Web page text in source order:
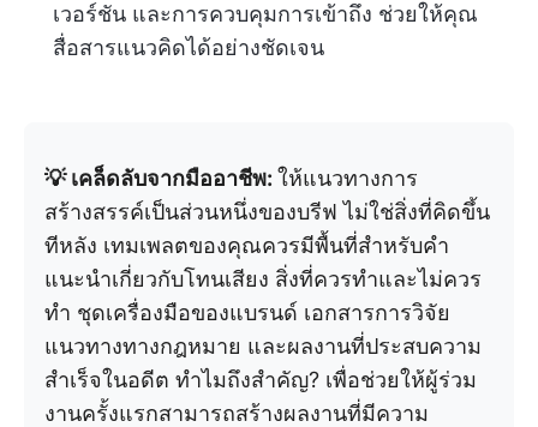
เวอร์ชัน และการควบคุมการเข้าถึง ช่วยให้คุณ
สื่อสารแนวคิดได้อย่างชัดเจน
💡 เคล็ดลับจากมืออาชีพ: ให้แนวทางการ
สร้างสรรค์เป็นส่วนหนึ่งของบรีฟ ไม่ใช่สิ่งที่คิดขึ้น
ทีหลัง เทมเพลตของคุณควรมีพื้นที่สำหรับคำ
แนะนำเกี่ยวกับโทนเสียง สิ่งที่ควรทำและไม่ควร
ทำ ชุดเครื่องมือของแบรนด์ เอกสารการวิจัย
แนวทางทางกฎหมาย และผลงานที่ประสบความ
สำเร็จในอดีต ทำไมถึงสำคัญ? เพื่อช่วยให้ผู้ร่วม
งานครั้งแรกสามารถสร้างผลงานที่มีความ